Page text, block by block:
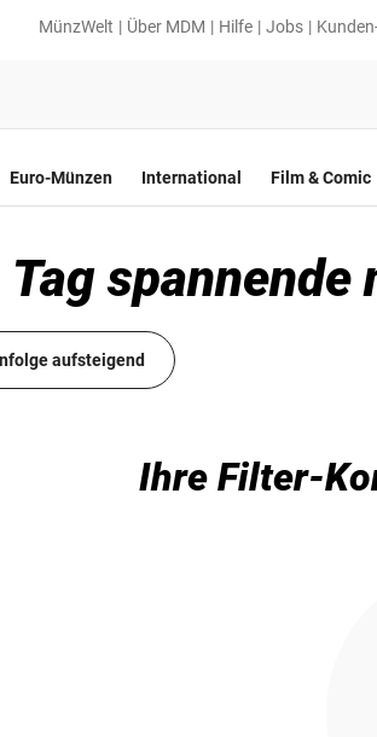
MünzWelt Über MDM Hilfe Jobs
Euro-Münzen International Film & Comic
spannende
aufsteigend
Ihre Filter-